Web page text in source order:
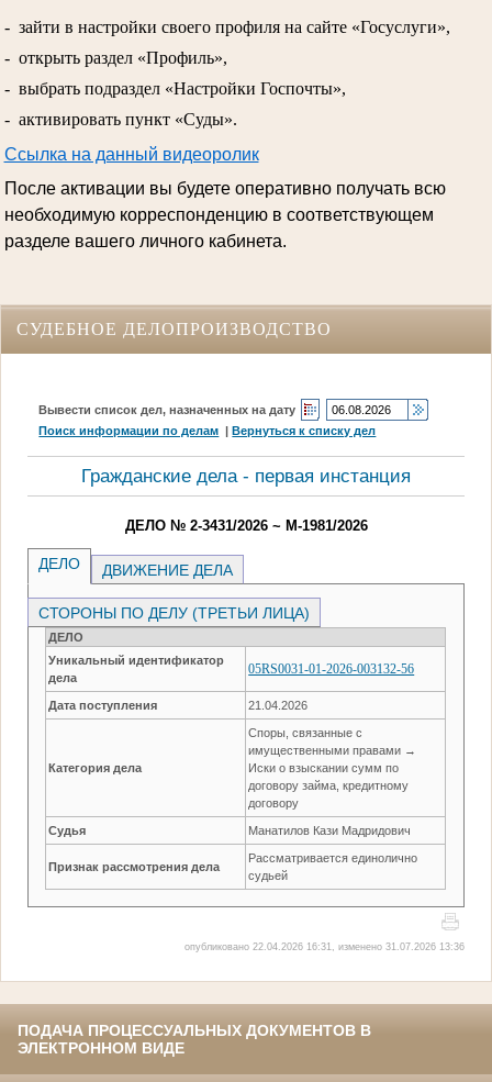
- зайти в настройки своего профиля на сайте «Госуслуги»,
- открыть раздел «Профиль»,
- выбрать подраздел «Настройки Госпочты»,
- активировать пункт «Суды».
Ссылка на данный видеоролик
После активации вы будете оперативно получать всю
необходимую корреспонденцию в соответствующем
разделе вашего личного кабинета.
СУДЕБНОЕ ДЕЛОПРОИЗВОДСТВО
Вывести список дел, назначенных на дату
Поиск информации по делам |Вернуться к списку дел
Гражданские дела - первая инстанция
ДЕЛО № 2-3431/2026 ~ М-1981/2026
ДЕЛО ДВИЖЕНИЕ ДЕЛА
СТОРОНЫ ПО ДЕЛУ (ТРЕТЬИ ЛИЦА)
ДЕЛО
Уникальный идентификатор
дела
05RS0031-01-2026-003132-56
Дата поступления 21.04.2026
Категория дела
Споры, связанные с
имущественными правами →
Иски о взыскании сумм по
договору займа, кредитному
договору
Судья Манатилов Кази Мадридович
Признак рассмотрения дела
Рассматривается единолично
судьей
опубликовано 22.04.2026 16:31, изменено 31.07.2026 13:36
ПОДАЧА ПРОЦЕССУАЛЬНЫХ ДОКУМЕНТОВ В
ЭЛЕКТРОННОМ ВИДЕ